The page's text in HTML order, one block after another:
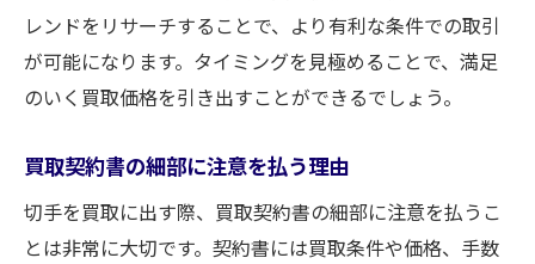
レンドをリサーチすることで、より有利な条件での取引
が可能になります。タイミングを見極めることで、満足
のいく買取価格を引き出すことができるでしょう。
買取契約書の細部に注意を払う理由
切手を買取に出す際、買取契約書の細部に注意を払うこ
とは非常に大切です。契約書には買取条件や価格、手数